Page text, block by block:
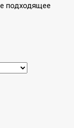
подходящее